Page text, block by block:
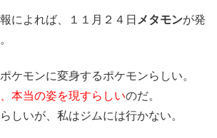
によれば、１１月２４日 メタモンが発
ケモンに変身するポケモンらしい。
本当の姿を現すらしいのだ。
しいが、私はジムには行かない。